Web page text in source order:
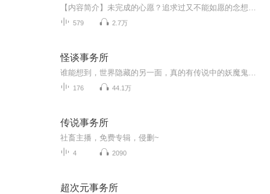
579 2.7万
怪谈事务所
176 44.1万
传说事务所
社畜主播，免费专辑，侵删~
4 2090
超次元事务所